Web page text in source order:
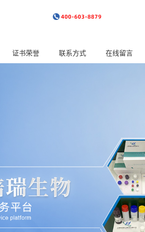
证书荣誉 联系方式 在线留言